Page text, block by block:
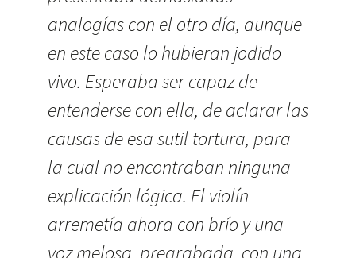
analogías con el otro día, aunque
en este caso lo hubieran jodido
vivo. Esperaba ser capaz de
entenderse con ella, de aclarar las
causas de esa sutil tortura, para
la cual no encontraban ninguna
explicación lógica. El violín
arremetía ahora con brío y una
voz melosa, pregrabada, con una